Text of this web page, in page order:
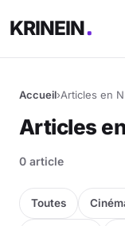
KRINEIN
Accueil›Articles en
Articles
0 article
Toutes